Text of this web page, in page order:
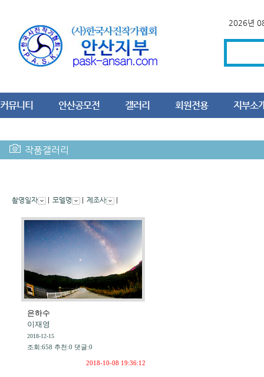
2026년
커뮤니티 안산공모전 갤러리 회원전용 지부소
작품갤러리
촬영일자 모델명 제조사
은하수
이재영
2018-12-15
조회:658 추천:0 댓글:0
2018-10-08 19:36:12